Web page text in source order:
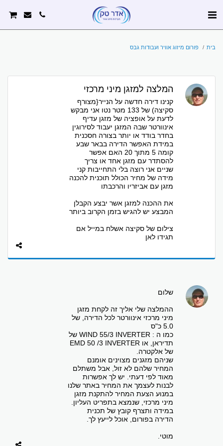
בית פורום מיזוג אוויר ועבודות גבס
המלצה למזגן מיני מרכזי
קנינו דירה חדשה על הנייר{מצורף
סקיצה) של 133 מטר נטו אני מבקש
לדעת על אופציה של מזגן עדיף
אינוורטר שבה המזגן יעבוד לסירוגין
בחדר בודד או יותר בצורה חסכנית
במידת האפשר הדירה בבאר שבע
קומה 5 מתוך 20 האם אפשר
להסתדר עם מזגן אחד או צריך
שניים אני רוצה בלי התחייבות קני
מידה של מחיר הכולל תוכנית להכנה
מזגן עם אביזריו והרכבתו
את ההכנה למזגן אשר יבצע הקבלן
המבצע יש להגיש בזמן הקרוב ביותר
צילום של סקיצה אשלח במייל אם
תגידו לאן
שלום
ההמלצה שלי אליך זה לקחת מזגן
מיני מרכזי אינוורטר לכל הדירה, של
5.0 כ"ס
כמו ה : WIND 55/3 INVERTER של
תדיראן, או EMD 50 /3 INVERTER
של אלקטרה.
שניהם מזגנים מצוינים אומנם
המחיר שלהם לא זול, אבל משתלם
מאוד לפי דעתי. יש לך אפשרות
לבנות לעצמך את המחיר באתר שלנו
במנוע הצעת המחיר להתקנת מזגן
מיני מרכזי, שנמצא בתפריט העליון.
במידה ותצרף קובץ של תכנית
הדירה בפורום, אוכל לייעץ לך.
מוטי.